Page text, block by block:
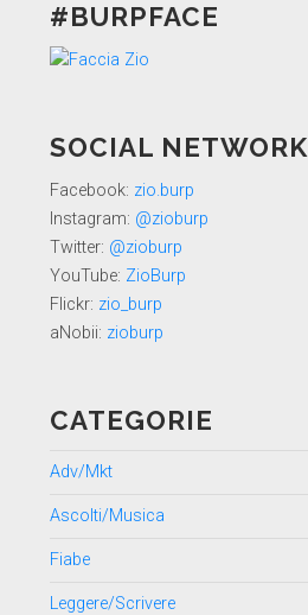
#BURPFACE
SOCIAL NETWORK
Facebook: zio.burp
Instagram: @zioburp
Twitter: @zioburp
YouTube: ZioBurp
Flickr: zio_burp
aNobii: zioburp
CATEGORIE
Adv/Mkt
Ascolti/Musica
Fiabe
Leggere/Scrivere